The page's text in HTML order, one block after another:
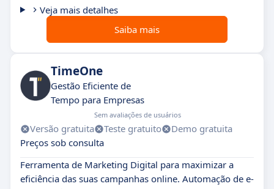
Veja mais detalhes
Saiba mais
TimeOne
Gestão Eficiente de
Tempo para Empresas
Sem avaliações de usuários
Versão gratuita Teste gratuito
Demo gratuita
Preços sob consulta
Ferramenta de Marketing Digital para maximizar a
eficiência das suas campanhas online. Automação de e-